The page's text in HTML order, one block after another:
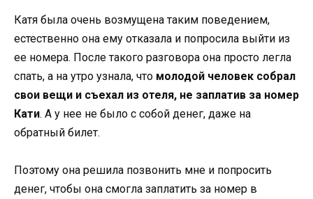
Катя была очень возмущена таким поведением,
естественно она ему отказала и попросила выйти из
ее номера. После такого разговора она просто легла
спать, а на утро узнала, что молодой человек собрал
свои вещи и съехал из отеля, не заплатив за номер
Кати. А у нее не было с собой денег, даже на
обратный билет.
Поэтому она решила позвонить мне и попросить
денег, чтобы она смогла заплатить за номер в